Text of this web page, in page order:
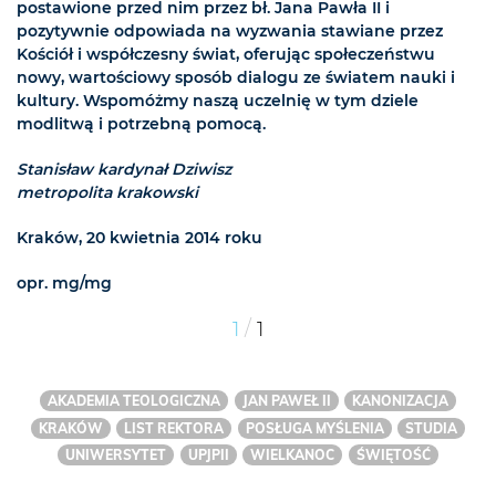
postawione przed nim przez bł. Jana Pawła II i
pozytywnie odpowiada na wyzwania stawiane przez
Kościół i współczesny świat, oferując społeczeństwu
nowy, wartościowy sposób dialogu ze światem nauki i
kultury. Wspomóżmy naszą uczelnię w tym dziele
modlitwą i potrzebną pomocą.
Stanisław kardynał Dziwisz
metropolita krakowski
Kraków, 20 kwietnia 2014 roku
opr. mg/mg
1 / 1
AKADEMIA TEOLOGICZNA JAN PAWEŁ II
KANONIZACJA
KRAKÓW
LIST REKTORA POSŁUGA MYŚLENIA
STUDIA
UNIWERSYTET
UPJPII WIELKANOC ŚWIĘTOŚĆ